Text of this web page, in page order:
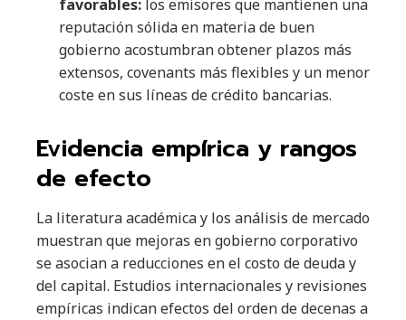
favorables: los emisores que mantienen una
reputación sólida en materia de buen
gobierno acostumbran obtener plazos más
extensos, covenants más flexibles y un menor
coste en sus líneas de crédito bancarias.
Evidencia empírica y rangos
de efecto
La literatura académica y los análisis de mercado
muestran que mejoras en gobierno corporativo
se asocian a reducciones en el costo de deuda y
del capital. Estudios internacionales y revisiones
empíricas indican efectos del orden de decenas a